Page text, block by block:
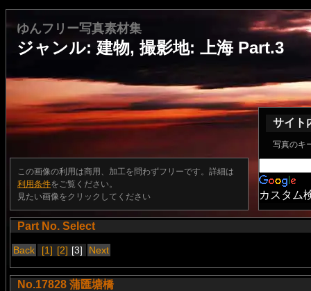
ゆんフリー写真素材集
ジャンル: 建物, 撮影地: 上海 Part.3
この画像の利用は商用、加工を問わずフリーです。詳細は
利用条件をご覧ください。
見たい画像をクリックしてください
サイト
写真のキ
カスタム
Part No. Select
Back [1] [2] [3] Next
No.17828 蒲匯塘橋